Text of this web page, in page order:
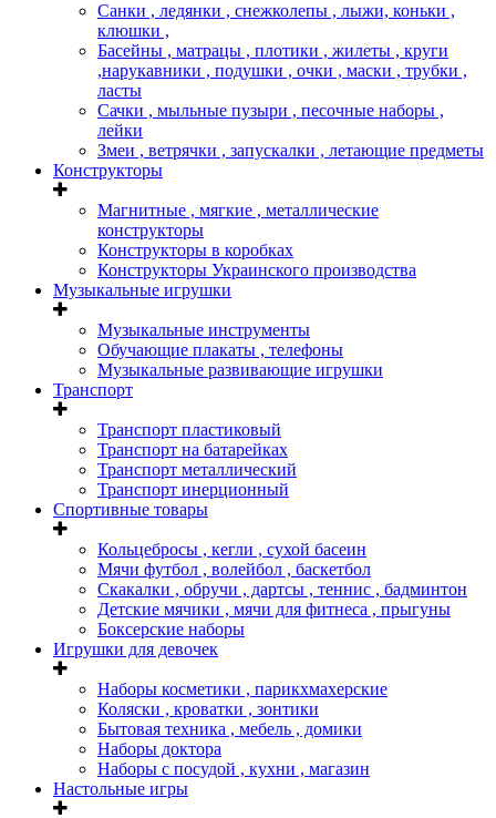
Санки , ледянки , снежколепы , лыжи, коньки ,
клюшки ,
Басейны , матрацы , плотики , жилеты , круги
,нарукавники , подушки , очки , маски , трубки ,
ласты
Сачки , мыльные пузыри , песочные наборы ,
лейки
Змеи , ветрячки , запускалки , летающие предметы
Конструкторы
Магнитные , мягкие , металлические
конструкторы
Конструкторы в коробках
Конструкторы Украинского производства
Музыкальные игрушки
Музыкальные инструменты
Обучающие плакаты , телефоны
Музыкальные развивающие игрушки
Транспорт
Транспорт пластиковый
Транспорт на батарейках
Транспорт металлический
Транспорт инерционный
Спортивные товары
Кольцебросы , кегли , сухой басеин
Мячи футбол , волейбол , баскетбол
Скакалки , обручи , дартсы , теннис , бадминтон
Детские мячики , мячи для фитнеса , прыгуны
Боксерские наборы
Игрушки для девочек
Наборы косметики , парикхмахерские
Коляски , кроватки , зонтики
Бытовая техника , мебель , домики
Наборы доктора
Наборы с посудой , кухни , магазин
Настольные игры